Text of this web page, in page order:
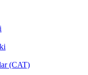
(CAT)